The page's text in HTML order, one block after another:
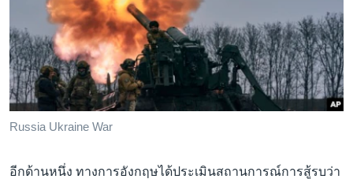
Russia Ukraine War
อีกด้านหนึ่ง ทางการอังกฤษได้ประเมินสถานการณ์การสู้รบว่า